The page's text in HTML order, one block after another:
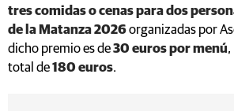
tres comidas o cenas para dos
de la Matanza 2026organizadas por
dicho premio es de30 euros por menú,
total de180 euros.